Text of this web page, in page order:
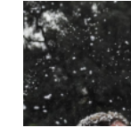
22/05/2026
LAS LEONAS
En junio, el
League 2025-26 en